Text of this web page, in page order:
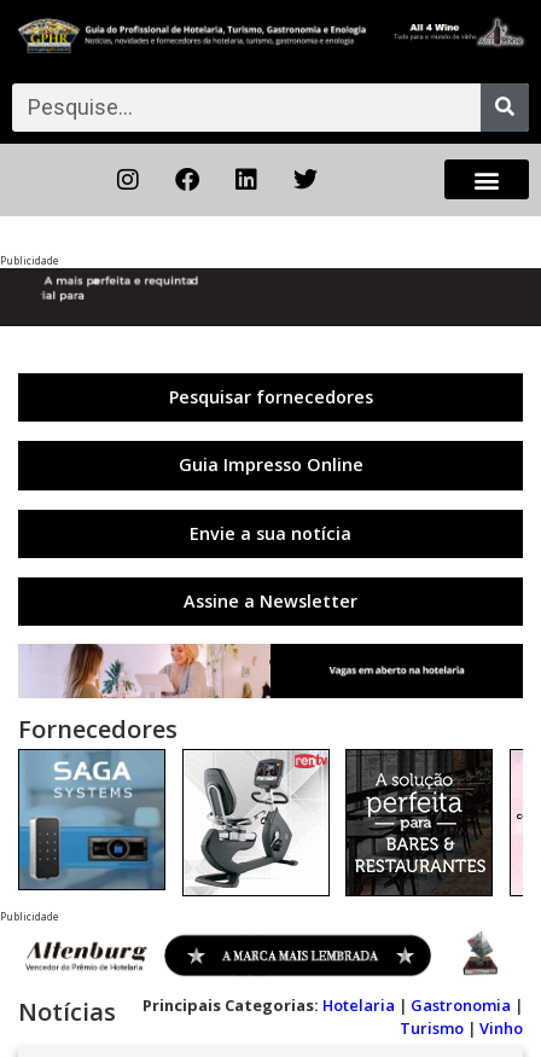
Publicidade
Pesquisar fornecedores
Guia Impresso Online
Envie a sua notícia
Assine a Newsletter
Fornecedores
Publicidade
Notícias Principais Categorias: Hotelaria | Gastronomia |
Turismo | Vinho